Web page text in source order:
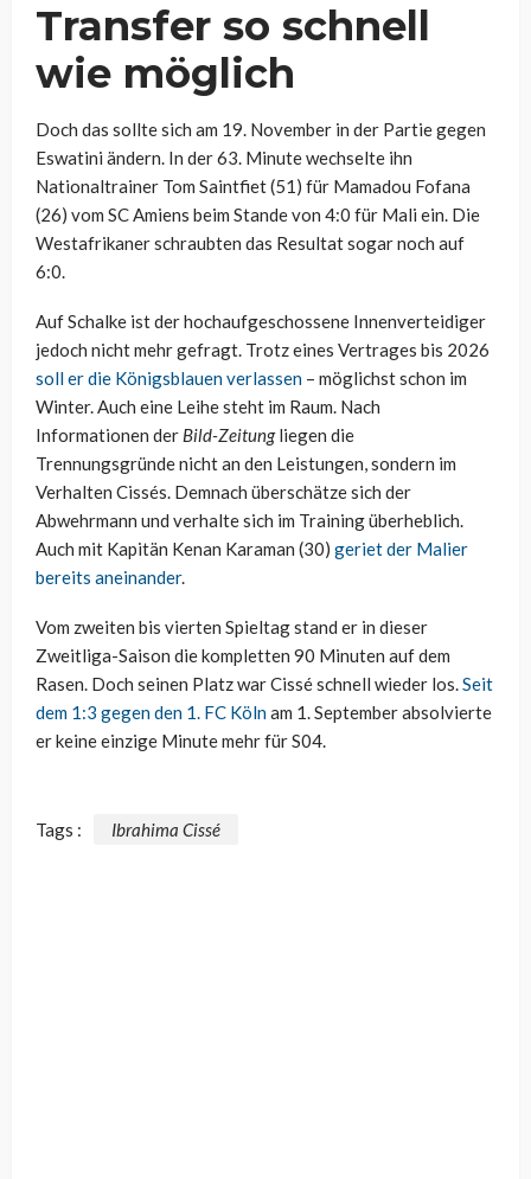
Transfer so schnell
wie möglich
Doch das sollte sich am 19. November in der Partie gegen
Eswatini ändern. In der 63. Minute wechselte ihn
Nationaltrainer Tom Saintfiet (51) für Mamadou Fofana
(26) vom SC Amiens beim Stande von 4:0 für Mali ein. Die
Westafrikaner schraubten das Resultat sogar noch auf
6:0.
Auf Schalke ist der hochaufgeschossene Innenverteidiger
jedoch nicht mehr gefragt. Trotz eines Vertrages bis 2026
soll er die Königsblauen verlassen – möglichst schon im
Winter. Auch eine Leihe steht im Raum. Nach
Informationen der Bild-Zeitungliegen die
Trennungsgründe nicht an den Leistungen, sondern im
Verhalten Cissés. Demnach überschätze sich der
Abwehrmann und verhalte sich im Training überheblich.
Auch mit Kapitän Kenan Karaman (30) geriet der Malier
bereits aneinander.
Vom zweiten bis vierten Spieltag stand er in dieser
Zweitliga-Saison die kompletten 90 Minuten auf dem
Rasen. Doch seinen Platz war Cissé schnell wieder los.Seit
dem 1:3 gegen den 1. FC Kölnam 1. September absolvierte
er keine einzige Minute mehr für S04.
Tags : Ibrahima Cissé